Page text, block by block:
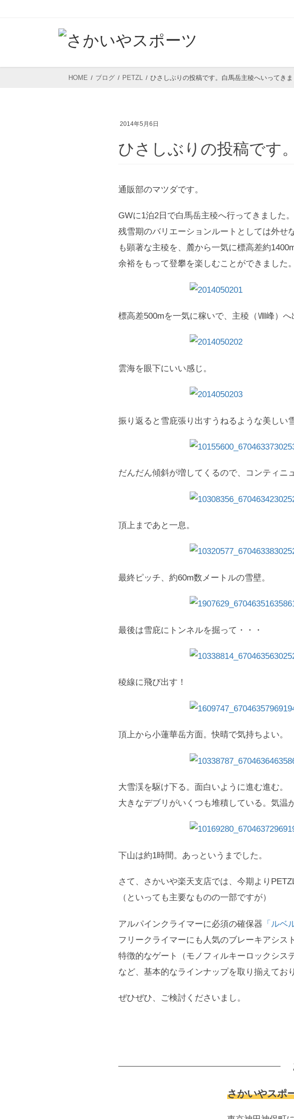
ツ
シ
HOME ブログ PETZL ひさしぶりの投稿です。白馬岳主稜へいってきま
2014年5月6日
ひさしぶりの投稿です
通販部のマツダです。
GWに1泊2日で白馬岳主稜へ行ってきました。
残雪期のバリエーションルートとしては外せ
も顕著な主稜を、麓から一気に標高差約
余裕をもって登攀を楽しむことができました。
標高差500mを一気に稼いで、主稜（Ⅷ峰）へ
雲海を眼下にいい感じ。
振り返ると雪庇張り出すうねるような美しい雪
だんだん傾斜が増してくるので、コンティニ
頂上まであと一息。
最終ピッチ、約60m数メートルの雪壁。
最後は雪庇にトンネルを掘って・・・
稜線に飛び出す！
頂上から小蓮華岳方面。快晴で気持ちよい。
大雪渓を駆け下る。面白いように進む進む。
大きなデブリがいくつも堆積している。気温
下山は約1時間。あっというまでした。
さて、さかいや楽天支店では、今期より
（といっても主要なものの一部ですが）
アルパインクライマーに必須の確保器 「ルベ
フリークライマーにも人気のブレーキアシス
特徴的なゲート（モノフィルキーロックシス
など、基本的なラインナップを取り揃えてお
ぜひぜひ、ご検討くださいまし。
さかいやスポ